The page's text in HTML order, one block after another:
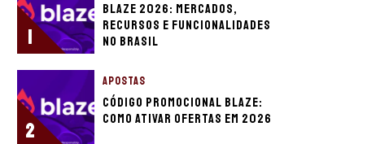
1
Blaze 2026: mercados,
recursos e funcionalidades
no Brasil
2
APOSTAS
Código promocional Blaze:
como ativar ofertas em 2026